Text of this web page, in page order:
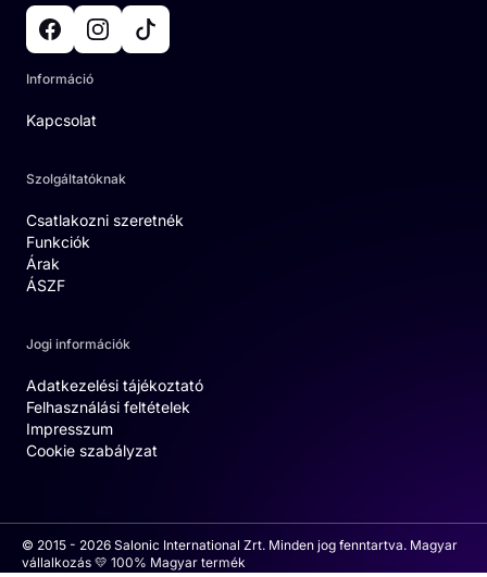
Információ
Kapcsolat
Szolgáltatóknak
Csatlakozni szeretnék
Funkciók
Árak
ÁSZF
Jogi információk
Adatkezelési tájékoztató
Felhasználási feltételek
Impresszum
Cookie szabályzat
© 2015 - 2026 Salonic International Zrt. Minden jog fenntartva. Magyar
vállalkozás 💛 100% Magyar termék